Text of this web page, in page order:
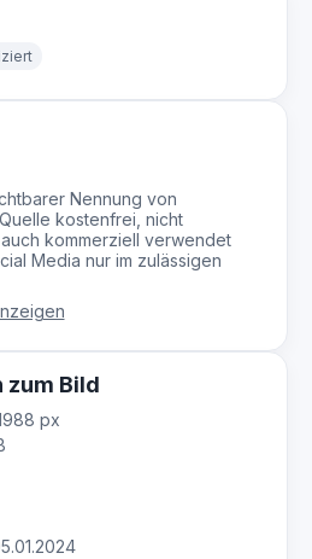
Nennung von
kostenfrei, nicht
kommerziell verwendet
Media nur im zulässigen
zum Bild
px